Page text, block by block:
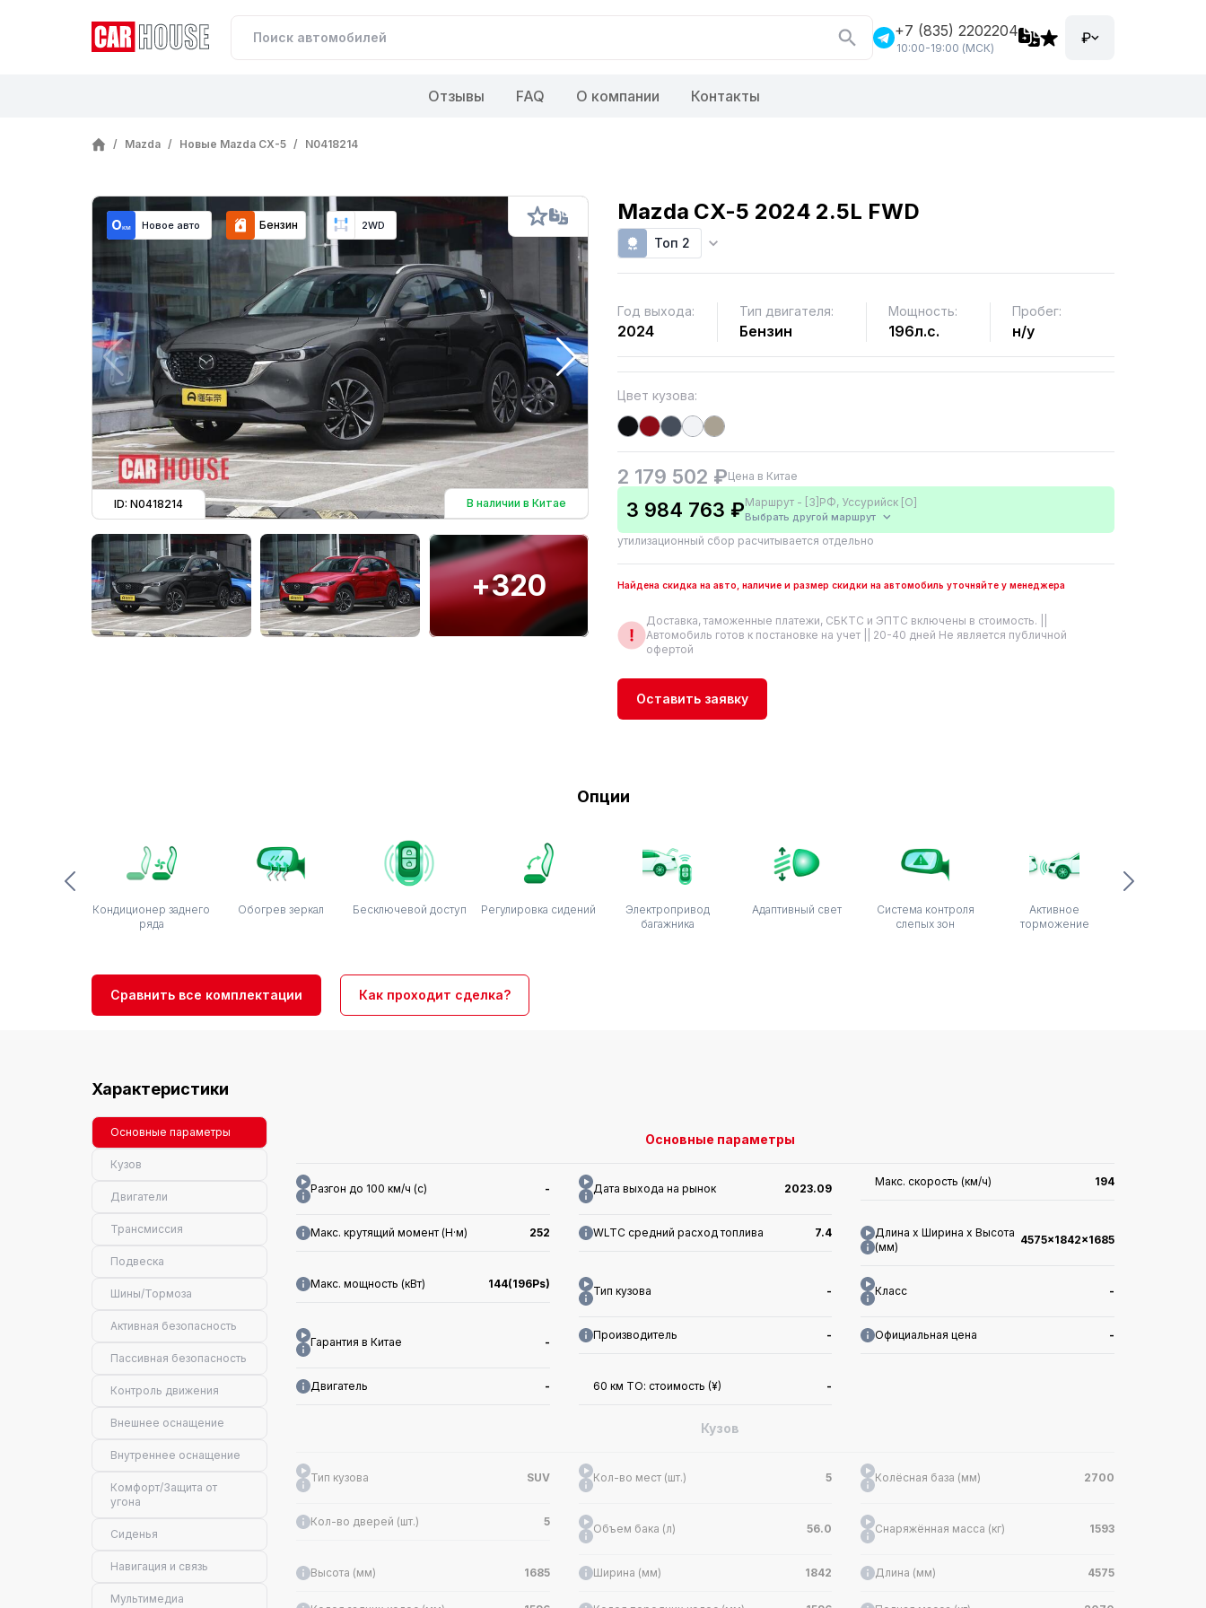
+7 (835) 2202204
10:00-19:00 (МСК)
₽
Отзывы FAQ О компании Контакты
/ Mazda / Новые Mazda CX-5 / N0418214
Новое авто Бензин 2WD
ID: N0418214 В наличии в Китае
+320
Mazda CX-5 2024 2.5L FWD
Топ 2
Год выхода:
2024
Тип двигателя:
Бензин
Мощность:
196л.с.
Пробег:
н/у
Цвет кузова:
2 179 502 ₽Цена в Китае
3 984 763 ₽Маршрут - [3]РФ, Уссурийск [О]
Выбрать другой маршрут
утилизационный сбор расчитывается отдельно
Найдена скидка на авто, наличие и размер скидки на автомобиль уточняйте у менеджера
Доставка, таможенные платежи, СБКТС и ЭПТС включены в стоимость. ||
Автомобиль готов к постановке на учет || 20-40 дней Не является публичной
офертой
Оставить заявку
Опции
Кондиционер заднего
ряда
Обогрев зеркал Бесключевой доступ Регулировка сидений
Электропривод
багажника
Адаптивный свет
Система контроля
слепых зон
Активное
торможение
Сравнить все комплектации Как проходит сделка?
Характеристики
Основные параметры
Кузов
Двигатели
Трансмиссия
Подвеска
Шины/Тормоза
Активная безопасность
Пассивная безопасность
Контроль движения
Внешнее оснащение
Внутреннее оснащение
Комфорт/Защита от
угона
Сиденья
Навигация и связь
Мультимедиа
Основные параметры
Разгон до 100 км/ч (с) - Дата выхода на рынок 2023.09
Макс. скорость (км/ч) 194
Макс. крутящий момент (Н·м) 252 WLTC средний расход топлива 7.4
Длина x Ширина x Высота
(мм)
4575x1842x1685
Макс. мощность (кВт) 144(196Ps)
Тип кузова - Класс -
Гарантия в Китае -
Производитель - Официальная цена -
Двигатель - 60 км ТО: стоимость (¥) -
Кузов
Тип кузова SUV Кол-во мест (шт.) 5 Колёсная база (мм) 2700
Кол-во дверей (шт.) 5
Объем бака (л) 56.0 Снаряжённая масса (кг) 1593
Высота (мм) 1685 Ширина (мм) 1842 Длина (мм) 4575